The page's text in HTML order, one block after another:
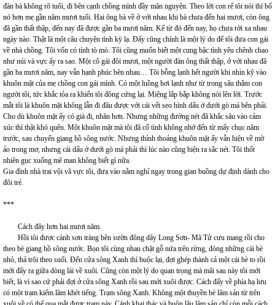
đàn bà không rõ tuổi, đi bên cạnh chồng mình đầy mãn nguyện. Theo lời con rể tôi nói thì bố
nó hơn mẹ gần năm mươi tuổi. Hai ông bà về ở với nhau khi bà chưa đến hai mươi, còn ông
đã gần thất thập, đến nay đã được gần ba mươi năm. Kể từ đó đến nay, họ chưa rời xa nhau
ngày nào. Thật là một câu chuyện tình kỳ lạ. Đấy cũng chính là một lý do để tôi đưa con gái
về nhà chồng. Tôi vốn có tính tò mò. Tôi cũng muốn biết một cung bậc tình yêu chênh chao
như núi và vực ấy ra sao. Một cô gái đôi mươi, một người đàn ông thất thập, ở với nhau đã
gần ba mươi năm, nay vẫn hạnh phúc bên nhau… Tôi bỗng lạnh hết người khi nhìn kỹ vào
khuôn mặt của mẹ chồng con gái mình. Có một luồng hơi lạnh như từ trong sâu thẳm con
người tôi, tức khắc tỏa ra khiến tôi đông cứng lại. Miệng lắp bắp không nói lên lời. Trước
mắt tôi là khuôn mặt không lẫn đi đâu được với cái vết sẹo hình dấu ớ dưới gò má bên phải.
Cho dù khuôn mặt ấy có già đi, nhăn hơn. Nhưng những đường nét đã khắc sâu vào cảm
xúc thì thật khó quên. Một khuôn mặt mà tôi đã cố tình không nhớ đến từ mấy chục năm
trước, sau chuyến giang hồ sông nước. Nhưng thỉnh thoảng khuôn mặt ấy vẫn hiện về mờ
ảo trong mơ, nhưng cái dấu ớ dưới gò má phải thì lúc nào cũng hiện ra sắc nét. Tôi thốt
nhiên gục xuống mê man không biết gì nữa.
Gia đình nhà trai vội vã vực tôi, đưa vào nằm nghỉ ngay trong gian buồng dự định dành cho
đôi trẻ.
***
Cách đây hơn hai mươi năm.
Hồi tôi được cánh sơn tràng bên sườn đông dãy Long Sơn- Mã Tử cưu mang rồi cho
theo bè giang hồ sông nước. Bọn tôi cùng nhau chặt gỗ nứa trên rừng, đóng những cái bè
nhỏ, thả trôi theo suối. Đến cửa sông Xanh thì buộc lại, đợi ghép thành cả một cái bè to rồi
mới đẩy ra giữa dòng lái về xuôi. Cũng còn một lý do quan trọng mà mãi sau này tôi mới
biết, là vì sao cứ phải đợi ở cửa sông Xanh rồi sau mới xuôi được. Cách đấy về phía hạ lưu
có một trạm kiểm lâm khét tiếng. Trạm sông Xanh. Không một thuyền bè lâm sản từ trên